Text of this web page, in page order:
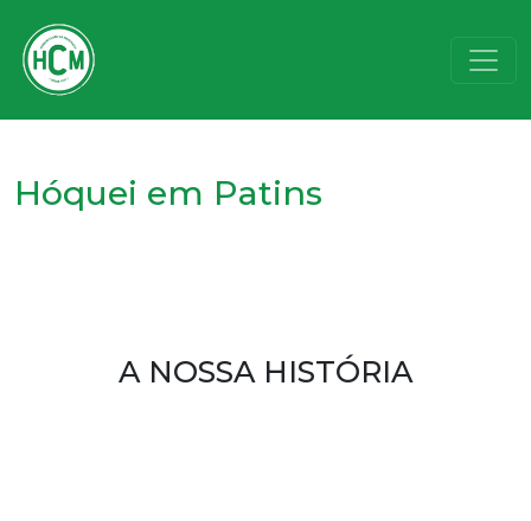
Hóquei em Patins
A NOSSA HISTÓRIA